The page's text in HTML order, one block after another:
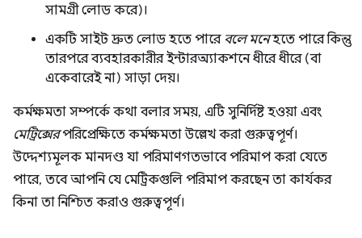
সামগ্রী লোড করে)।
একটি সাইট দ্রুত লোড হতে পারে বলে মনেহতে পারে কিন্তু
তারপরে ব্যবহারকারীর ইন্টারঅ্যাকশনে ধীরে ধীরে (বা
একেবারেই না) সাড়া দেয়।
কর্মক্ষমতা সম্পর্কে কথা বলার সময়, এটি সুনির্দিষ্ট হওয়া এবং
মেট্রিক্সেরপরিপ্রেক্ষিতে কর্মক্ষমতা উল্লেখ করা গুরুত্বপূর্ণ।
উদ্দেশ্যমূলক মানদণ্ড যা পরিমাণগতভাবে পরিমাপ করা যেতে
পারে, তবে আপনি যে মেট্রিকগুলি পরিমাপ করছেন তা কার্যকর
কিনা তা নিশ্চিত করাও গুরুত্বপূর্ণ।